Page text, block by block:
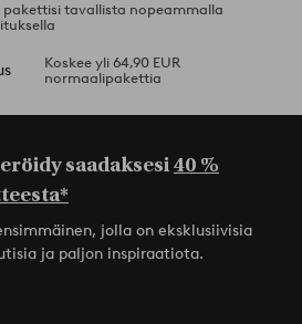
pakettisi tavallista nopeammalla
Koskee yli 64,90 EUR
normaalipakettia
saadaksesi40 %
jolla on eksklusiivisia
ja paljon inspiraatiota.